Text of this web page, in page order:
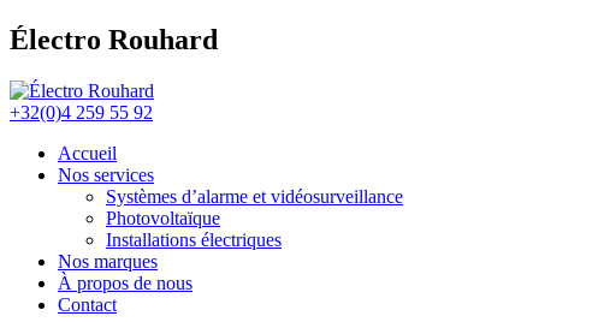
Électro Rouhard
+32(0)4 259 55 92
Accueil
Nos services
Systèmes d’alarme et vidéosurveillance
Photovoltaïque
Installations électriques
Nos marques
À propos de nous
Contact